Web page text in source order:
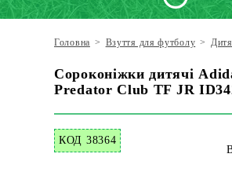
Головна > Взуття для футболу >
Сороконіжки дитячі
Predator Club TF JR
КОД 38364